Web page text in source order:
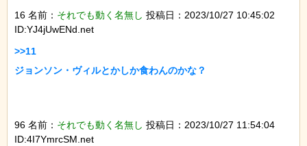
16 名前： それでも動く名無し 投稿日：2023/10/27 10:45:02
ID:YJ4jUwENd.net
>>11
ジョンソン・ヴィルとかしか食わんのかな？
96 名前： それでも動く名無し 投稿日：2023/10/27 11:54:04
ID:4I7YmrcSM.net